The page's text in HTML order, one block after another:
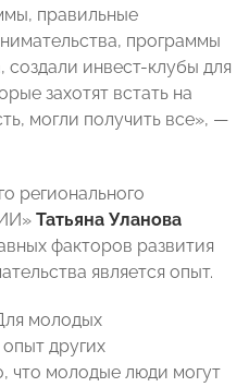
правильные
программы
создали инвест-клубы для
захотят встать на
могли получить все», —
регионального
Татьяна Уланова
факторов развития
является опыт.
молодых
других
что молодые люди могут